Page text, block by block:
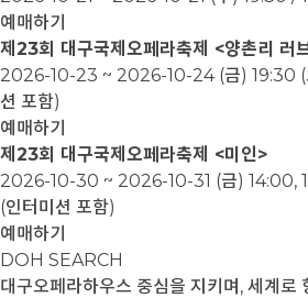
예매하기
제23회 대구국제오페라축제 <양촌리 러
2026-10-23 ~ 2026-10-24 (금) 19:30
션 포함)
예매하기
제23회 대구국제오페라축제 <미인>
2026-10-30 ~ 2026-10-31 (금) 14:00,
(인터미션 포함)
예매하기
DOH SEARCH
대구오페라하우스 중심을 지키며, 세계로